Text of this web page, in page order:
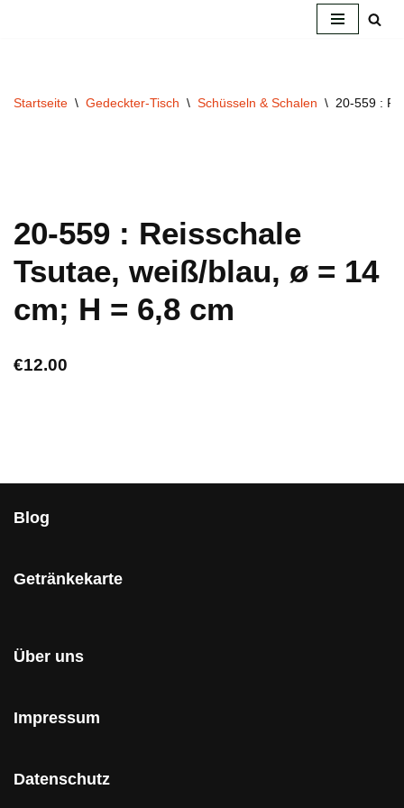
Startseite \ Gedeckter-Tisch \ Schüsseln & Schalen \ 20-559 :
20-559 : Reisschale
Tsutae, weiß/blau, ø = 14
cm; H = 6,8 cm
€12.00
Blog
Getränkekarte
Über uns
Impressum
Datenschutz